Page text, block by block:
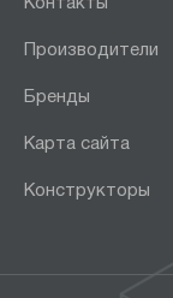
Производители
Бренды
Карта сайта
Конструкторы